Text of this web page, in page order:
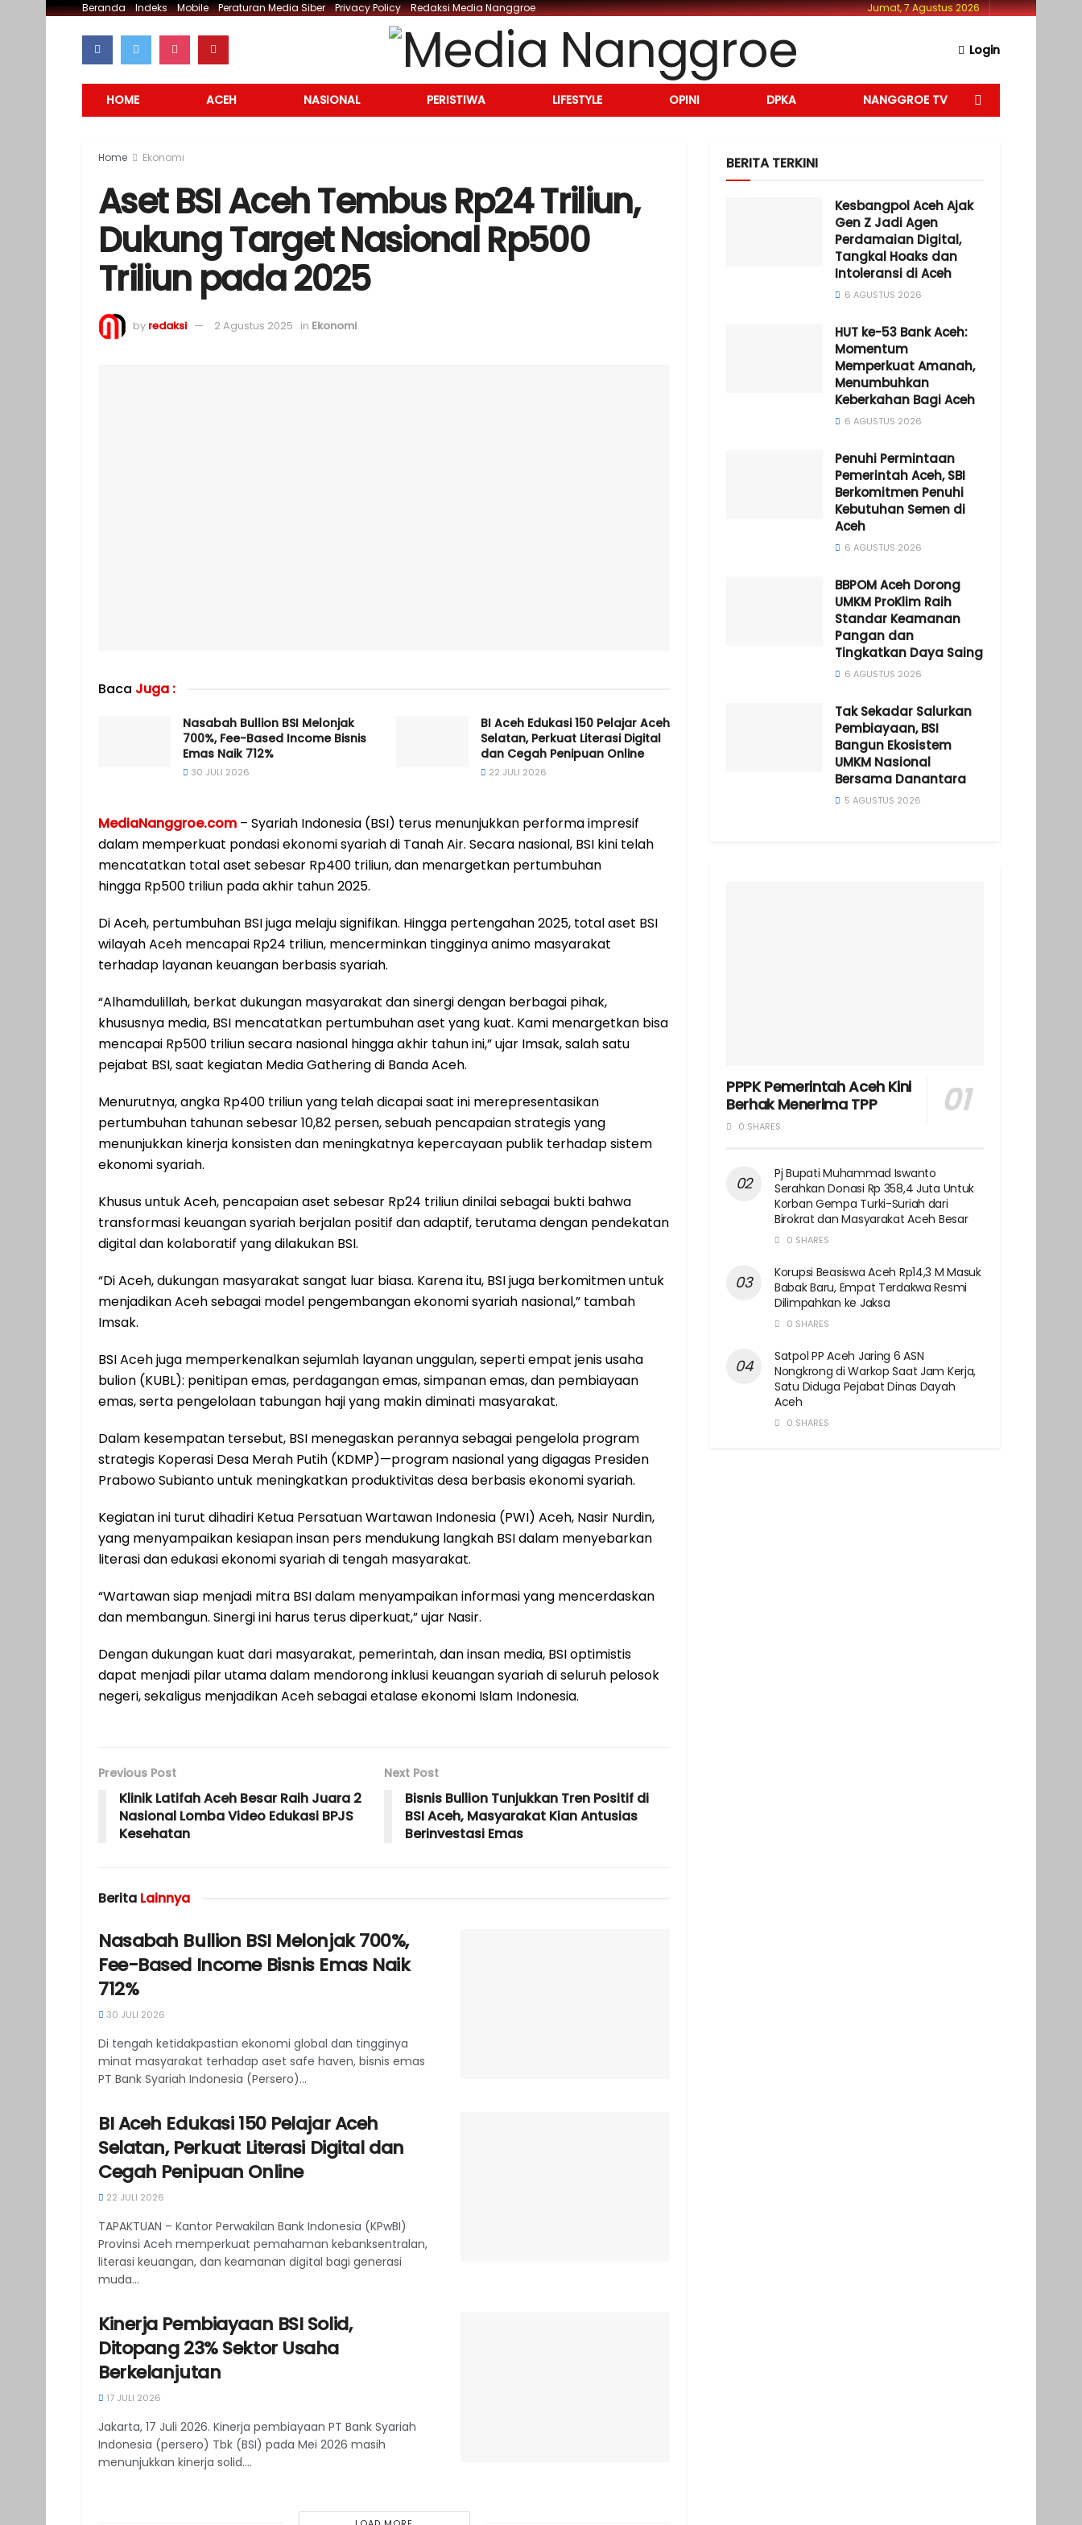
Beranda Indeks Mobile Peraturan Media Siber Privacy Policy Redaksi Media Nanggroe Jumat, 7 Agustus 2026
Login
HOME ACEH NASIONAL PERISTIWA LIFESTYLE OPINI DPKA NANGGROE TV
Home Ekonomi
Aset BSI Aceh Tembus Rp24 Triliun,
Dukung Target Nasional Rp500
Triliun pada 2025
by redaksi 2 Agustus 2025 in Ekonomi
Baca Juga :
Nasabah Bullion BSI Melonjak
700%, Fee-Based Income Bisnis
Emas Naik 712%
30 JULI 2026
BI Aceh Edukasi 150 Pelajar Aceh
Selatan, Perkuat Literasi Digital
dan Cegah Penipuan Online
22 JULI 2026
MediaNanggroe.com – Syariah Indonesia (BSI) terus menunjukkan performa impresif
dalam memperkuat pondasi ekonomi syariah di Tanah Air. Secara nasional, BSI kini telah
mencatatkan total aset sebesar Rp400 triliun, dan menargetkan pertumbuhan
hingga Rp500 triliun pada akhir tahun 2025.
Di Aceh, pertumbuhan BSI juga melaju signifikan. Hingga pertengahan 2025, total aset BSI
wilayah Aceh mencapai Rp24 triliun, mencerminkan tingginya animo masyarakat
terhadap layanan keuangan berbasis syariah.
“Alhamdulillah, berkat dukungan masyarakat dan sinergi dengan berbagai pihak,
khususnya media, BSI mencatatkan pertumbuhan aset yang kuat. Kami menargetkan bisa
mencapai Rp500 triliun secara nasional hingga akhir tahun ini,” ujar Imsak, salah satu
pejabat BSI, saat kegiatan Media Gathering di Banda Aceh.
Menurutnya, angka Rp400 triliun yang telah dicapai saat ini merepresentasikan
pertumbuhan tahunan sebesar 10,82 persen, sebuah pencapaian strategis yang
menunjukkan kinerja konsisten dan meningkatnya kepercayaan publik terhadap sistem
ekonomi syariah.
Khusus untuk Aceh, pencapaian aset sebesar Rp24 triliun dinilai sebagai bukti bahwa
transformasi keuangan syariah berjalan positif dan adaptif, terutama dengan pendekatan
digital dan kolaboratif yang dilakukan BSI.
“Di Aceh, dukungan masyarakat sangat luar biasa. Karena itu, BSI juga berkomitmen untuk
menjadikan Aceh sebagai model pengembangan ekonomi syariah nasional,” tambah
Imsak.
BSI Aceh juga memperkenalkan sejumlah layanan unggulan, seperti empat jenis usaha
bulion (KUBL): penitipan emas, perdagangan emas, simpanan emas, dan pembiayaan
emas, serta pengelolaan tabungan haji yang makin diminati masyarakat.
Dalam kesempatan tersebut, BSI menegaskan perannya sebagai pengelola program
strategis Koperasi Desa Merah Putih (KDMP)—program nasional yang digagas Presiden
Prabowo Subianto untuk meningkatkan produktivitas desa berbasis ekonomi syariah.
Kegiatan ini turut dihadiri Ketua Persatuan Wartawan Indonesia (PWI) Aceh, Nasir Nurdin,
yang menyampaikan kesiapan insan pers mendukung langkah BSI dalam menyebarkan
literasi dan edukasi ekonomi syariah di tengah masyarakat.
“Wartawan siap menjadi mitra BSI dalam menyampaikan informasi yang mencerdaskan
dan membangun. Sinergi ini harus terus diperkuat,” ujar Nasir.
Dengan dukungan kuat dari masyarakat, pemerintah, dan insan media, BSI optimistis
dapat menjadi pilar utama dalam mendorong inklusi keuangan syariah di seluruh pelosok
negeri, sekaligus menjadikan Aceh sebagai etalase ekonomi Islam Indonesia.
Previous Post
Klinik Latifah Aceh Besar Raih Juara 2
Nasional Lomba Video Edukasi BPJS
Kesehatan
Next Post
Bisnis Bullion Tunjukkan Tren Positif di
BSI Aceh, Masyarakat Kian Antusias
Berinvestasi Emas
Berita Lainnya
Nasabah Bullion BSI Melonjak 700%,
Fee-Based Income Bisnis Emas Naik
712%
30 JULI 2026
Di tengah ketidakpastian ekonomi global dan tingginya
minat masyarakat terhadap aset safe haven, bisnis emas
PT Bank Syariah Indonesia (Persero)...
BI Aceh Edukasi 150 Pelajar Aceh
Selatan, Perkuat Literasi Digital dan
Cegah Penipuan Online
22 JULI 2026
TAPAKTUAN – Kantor Perwakilan Bank Indonesia (KPwBI)
Provinsi Aceh memperkuat pemahaman kebanksentralan,
literasi keuangan, dan keamanan digital bagi generasi
muda...
Kinerja Pembiayaan BSI Solid,
Ditopang 23% Sektor Usaha
Berkelanjutan
17 JULI 2026
Jakarta, 17 Juli 2026. Kinerja pembiayaan PT Bank Syariah
Indonesia (persero) Tbk (BSI) pada Mei 2026 masih
menunjukkan kinerja solid....
BERITA TERKINI
Kesbangpol Aceh Ajak
Gen Z Jadi Agen
Perdamaian Digital,
Tangkal Hoaks dan
Intoleransi di Aceh
6 AGUSTUS 2026
HUT ke-53 Bank Aceh:
Momentum
Memperkuat Amanah,
Menumbuhkan
Keberkahan Bagi Aceh
6 AGUSTUS 2026
Penuhi Permintaan
Pemerintah Aceh, SBI
Berkomitmen Penuhi
Kebutuhan Semen di
Aceh
6 AGUSTUS 2026
BBPOM Aceh Dorong
UMKM ProKlim Raih
Standar Keamanan
Pangan dan
Tingkatkan Daya Saing
6 AGUSTUS 2026
Tak Sekadar Salurkan
Pembiayaan, BSI
Bangun Ekosistem
UMKM Nasional
Bersama Danantara
5 AGUSTUS 2026
PPPK Pemerintah Aceh Kini
Berhak Menerima TPP
0 SHARES
Pj Bupati Muhammad Iswanto
Serahkan Donasi Rp 358,4 Juta Untuk
Korban Gempa Turki-Suriah dari
Birokrat dan Masyarakat Aceh Besar
0 SHARES
Korupsi Beasiswa Aceh Rp14,3 M Masuk
Babak Baru, Empat Terdakwa Resmi
Dilimpahkan ke Jaksa
0 SHARES
Satpol PP Aceh Jaring 6 ASN
Nongkrong di Warkop Saat Jam Kerja,
Satu Diduga Pejabat Dinas Dayah
Aceh
0 SHARES